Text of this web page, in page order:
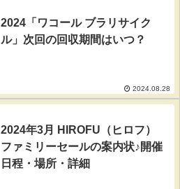
2024「ワコール ブラリサイク
ル」次回の回収期間はいつ？
2024.08.28
2024年3月 HIROFU（ヒロフ）
ファミリーセールの案内状♪開催
日程・場所・詳細